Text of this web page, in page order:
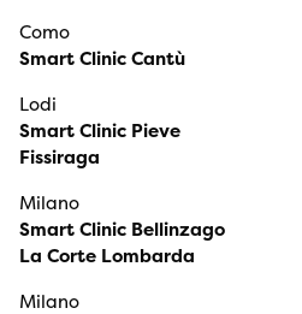
Como
Smart Clinic Cantù
Lodi
Smart Clinic Pieve
Fissiraga
Milano
Smart Clinic Bellinzago
La Corte Lombarda
Milano